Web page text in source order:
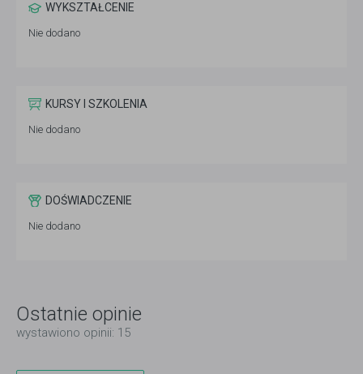
WYKSZTAŁCENIE
Nie dodano
KURSY I SZKOLENIA
Nie dodano
DOŚWIADCZENIE
Nie dodano
Ostatnie opinie
wystawiono opinii: 15